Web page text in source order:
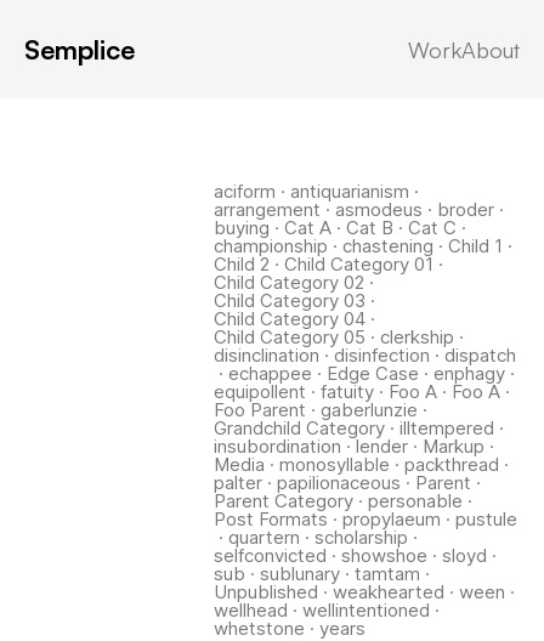
Semplice WorkAbout
aciform · antiquarianism ·
arrangement · asmodeus · broder·
buying · Cat A· Cat B · Cat C ·
championship · chastening · Child 1 ·
Child 2 · Child Category 01 ·
Child Category 02 ·
Child Category 03 ·
Child Category 04·
Child Category 05 · clerkship ·
disinclination ·disinfection ·dispatch
· echappee · Edge Case · enphagy·
equipollent · fatuity· Foo A· Foo A·
Foo Parent · gaberlunzie ·
Grandchild Category· illtempered ·
insubordination ·lender· Markup ·
Media · monosyllable · packthread ·
palter· papilionaceous · Parent ·
Parent Category· personable ·
Post Formats · propylaeum · pustule
· quartern · scholarship ·
selfconvicted · showshoe · sloyd ·
sub · sublunary· tamtam ·
Unpublished ·weakhearted · ween ·
wellhead · wellintentioned ·
whetstone · years